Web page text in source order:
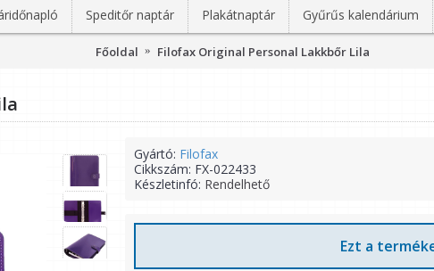
Speditőr naptár Plakátnaptár Gyűrűs kalendárium
Főoldal Filofax Original Personal Lakkbőr Lila
Gyártó: Filofax
Cikkszám: FX-022433
Készletinfó: Rendelhető
Ezt a